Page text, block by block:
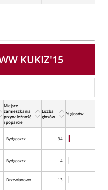
KUKIZ'15
Miejsce
zamieszkania
przynależność
i poparcie
Liczba
głosów
% głosów
Bydgoszcz 34
Bydgoszcz 4
Drzewianowo 13